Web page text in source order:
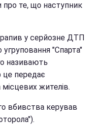
те, що наступник
у серйозне ДТП
"Спарта"
називають
це передає
жителів.
вбивства керував